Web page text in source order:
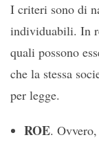
I criteri sono di
individuabili. In
quali possono
che la stessa
per legge.
ROE.